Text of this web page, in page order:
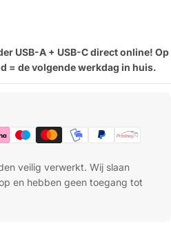
USB-A + USB-Cdirect online! Op
= de volgende werkdag in huis.
veilig verwerkt. Wij slaan
en hebben geen toegang tot